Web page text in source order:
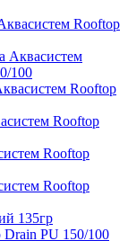
Rooftop
Аквасистем
100
Rooftop
Rooftop
Rooftop
Rooftop
135гр
PU 150/100